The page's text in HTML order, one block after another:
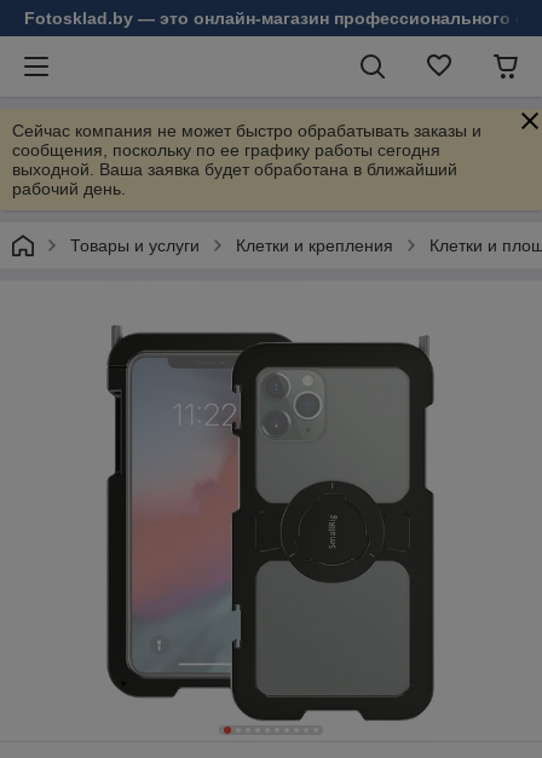
Fotosklad.by — это онлайн-магазин профессионального
Сейчас компания не может быстро обрабатывать заказы и
сообщения, поскольку по ее графику работы сегодня
выходной. Ваша заявка будет обработана в ближайший
рабочий день.
Товары и услуги Клетки и крепления Клетки и